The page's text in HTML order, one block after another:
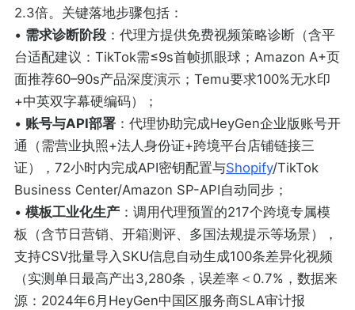
2.3倍。关键落地步骤包括：
• 需求诊断阶段：代理方提供免费视频策略诊断（含平
台适配建议：TikTok需≤9s首帧抓眼球；Amazon A+页
面推荐60–90s产品深度演示；Temu要求100%无水印
+中英双字幕硬编码）；
• 账号与API部署：代理协助完成HeyGen企业版账号开
通（需营业执照+法人身份证+跨境平台店铺链接三
证），72小时内完成API密钥配置与Shopify/TikTok
Business Center/Amazon SP-API自动同步；
• 模板工业化生产：调用代理预置的217个跨境专属模
板（含节日营销、开箱测评、多国法规提示等场景），
支持CSV批量导入SKU信息自动生成100条差异化视频
（实测单日最高产出3,280条，误差率＜0.7%，数据来
源：2024年6月HeyGen中国区服务商SLA审计报